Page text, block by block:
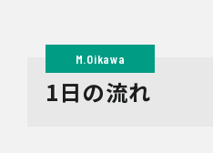
1日の流れ